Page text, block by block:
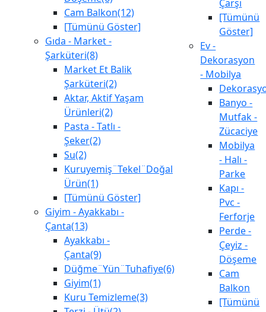
Cam Balkon(12)
[Tümünü Göster]
Gıda - Market -
Şarküteri(8)
Market Et Balik
Şarküteri(2)
Aktar, Aktif Yaşam
Ürünleri(2)
Pasta - Tatlı -
Şeker(2)
Su(2)
Kuruyemiş¨Tekel¨Doğal
Ürün(1)
[Tümünü Göster]
Giyim - Ayakkabı -
Çanta(13)
Ayakkabı -
Çanta(9)
Düğme¨Yün¨Tuhafiye(6)
Giyim(1)
Kuru Temizleme(3)
Çarşı
[Tümünü
Göster]
Ev -
Dekorasyon
- Mobilya
Banyo -
Mutfak -
Zücaciye
Mobilya
- Halı -
Parke
Kapı -
Pvc -
Ferforje
Perde -
Çeyiz -
Döşeme
Cam
Balkon
[Tümünü